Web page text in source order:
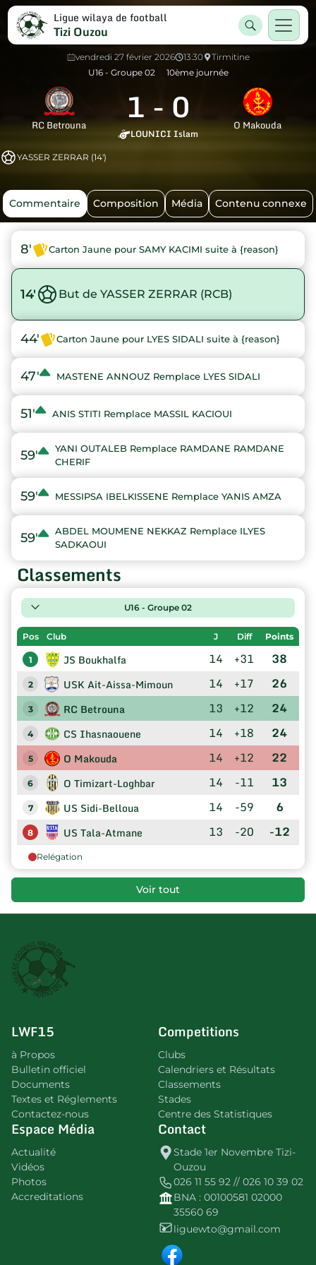
Ligue wilaya de football
Tizi Ouzou
vendredi 27 février 2026 13:30
Tirmitine
U16 - Groupe 02
10ème journée
RC Betrouna 1 - 0
LOUNICI Islam
O Makouda
YASSER ZERRAR (14')
Commentaire Composition Média Contenu connexe
8' Carton Jaune pour SAMY KACIMI suite à {reason}
14' But de YASSER ZERRAR (RCB)
44' Carton Jaune pour LYES SIDALI suite à {reason}
47' MASTENE ANNOUZ Remplace LYES SIDALI
51' ANIS STITI Remplace MASSIL KACIOUI
59'
YANI OUTALEB Remplace RAMDANE RAMDANE
CHERIF
59' MESSIPSA IBELKISSENE Remplace YANIS AMZA
59'
ABDEL MOUMENE NEKKAZ Remplace ILYES
SADKAOUI
Classements
U16 - Groupe 02
Pos Club J Diff Points
1 JS Boukhalfa 14 +31 38
2 USK Ait-Aissa-Mimoun 14 +17 26
3 RC Betrouna 13 +12 24
4 CS Ihasnaouene 14 +18 24
5 O Makouda 14 +12 22
6 O Timizart-Loghbar 14 -11 13
7 US Sidi-Belloua 14 -59 6
8 US Tala-Atmane 13 -20 -12
Relégation
Voir tout
LWF15
à Propos
Bulletin officiel
Documents
Textes et Réglements
Contactez-nous
Competitions
Clubs
Calendriers et Résultats
Classements
Stades
Centre des Statistiques
Espace Média
Actualité
Vidéos
Photos
Accreditations
Contact
Stade 1er Novembre Tizi-
Ouzou
026 11 55 92 // 026 10 39 02
BNA : 00100581 02000
35560 69
liguewto@gmail.com